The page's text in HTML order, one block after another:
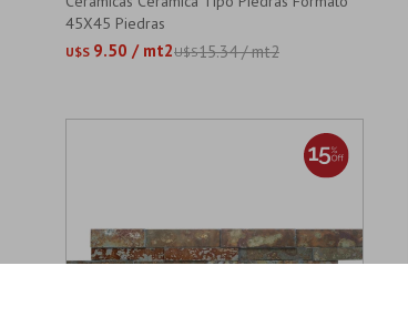
45X45 Piedras
U$S 9.50 / mt2U$S15.34 / mt2